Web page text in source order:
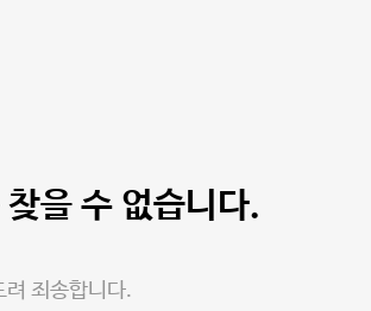
찾을 수 없습니다.
려 죄송합니다.